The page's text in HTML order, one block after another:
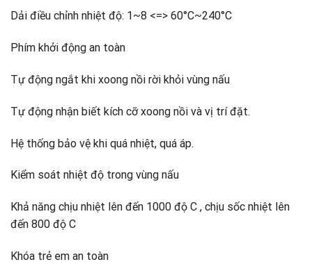
Dải điều chỉnh nhiệt độ: 1~8 <=> 60°C~240°C
Phím khởi động an toàn
Tự động ngắt khi xoong nồi rời khỏi vùng nấu
Tự động nhận biết kích cỡ xoong nồi và vị trí đặt.
Hệ thống bảo vệ khi quá nhiệt, quá áp.
Kiểm soát nhiệt độ trong vùng nấu
Khả năng chịu nhiệt lên đến 1000 độ C , chịu sốc nhiệt lên
đến 800 độ C
Khóa trẻ em an toàn